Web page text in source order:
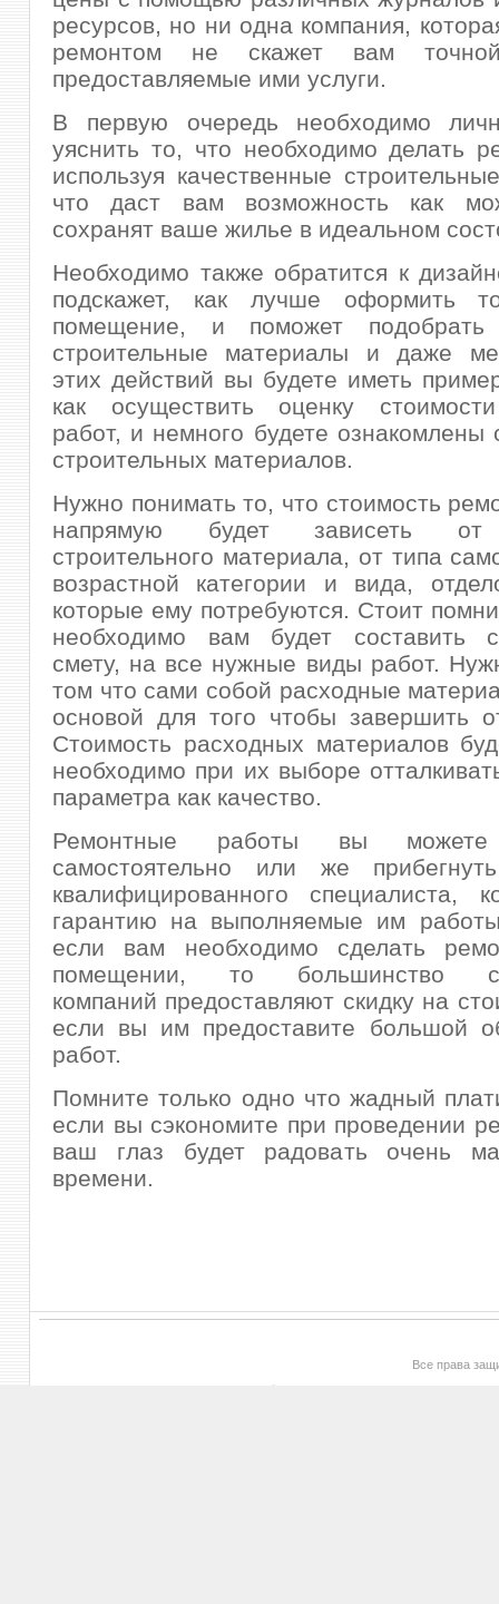
ресурсов, но ни одна компания,
ремонтом не скажет вам
предоставляемые ими услуги.
В первую очередь необходимо
уяснить то, что необходимо делать
используя качественные
что даст вам возможность как
сохранят ваше жилье в идеальном
Необходимо также обратится к
подскажет, как лучше оформить
помещение, и поможет подобрать
строительные материалы и даже
этих действий вы будете иметь
как осуществить оценку
работ, и немного будете ознакомлены
строительных материалов.
Нужно понимать то, что стоимость
напрямую будет зависеть от
строительного материала, от типа
возрастной категории и вида,
которые ему потребуются. Стоит
необходимо вам будет составить
смету, на все нужные виды работ.
том что сами собой расходные
основой для того чтобы завершить
Стоимость расходных материалов
необходимо при их выборе
параметра как качество.
Ремонтные работы вы можете
самостоятельно или же
квалифицированного специалиста,
гарантию на выполняемые им
если вам необходимо сделать
помещении, то большинство
компаний предоставляют скидку на
если вы им предоставите большой
работ.
Помните только одно что жадный
если вы сэкономите при проведении
ваш глаз будет радовать очень
времени.
Все права